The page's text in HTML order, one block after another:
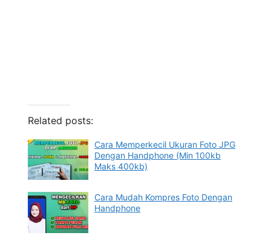
Related posts:
Cara Memperkecil Ukuran Foto JPG
Dengan Handphone (Min 100kb
Maks 400kb)
Cara Mudah Kompres Foto Dengan
Handphone